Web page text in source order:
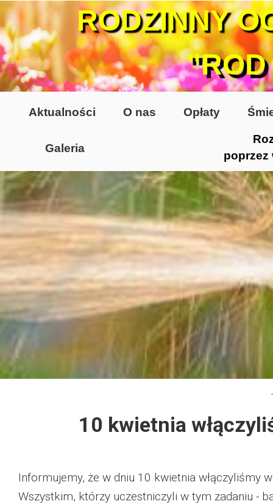
poprzez
Galeria
Lata 70-te, lata 80-te
Altany lata 70-te, 80-te
Dzień Działkowca 2005
Dzień Działkowca 2006
Dzień Działkowca 2012
Protest w Warszawie 2013
Protest w Bydgoszczy 2013
Dzień Działkowca 2014
Dzień Działkowca 2019
Aktualności O nas Opłaty
RODZINNY
10 kwietnia
Informujemy, że w dniu 10 kwietnia włączyliśmy
Wszystkim, którzy uczestniczyli w tym zadaniu -